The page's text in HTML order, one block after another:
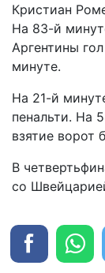
Кристиан
На 83-й
Аргентины
минуте.
На 21-й
пенальти. На
взятие ворот
В
со